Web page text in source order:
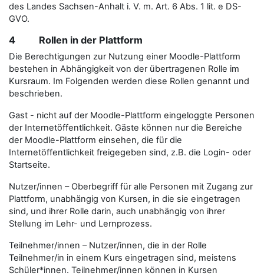
des Landes Sachsen-Anhalt i. V. m. Art. 6 Abs. 1 lit. e DS-
GVO.
4 Rollen in der Plattform
Die Berechtigungen zur Nutzung einer Moodle-Plattform
bestehen in Abhängigkeit von der übertragenen Rolle im
Kursraum. Im Folgenden werden diese Rollen genannt und
beschrieben.
Gast - nicht auf der Moodle-Plattform eingeloggte Personen
der Internetöffentlichkeit. Gäste können nur die Bereiche
der Moodle-Plattform einsehen, die für die
Internetöffentlichkeit freigegeben sind, z.B. die Login- oder
Startseite.
Nutzer/innen – Oberbegriff für alle Personen mit Zugang zur
Plattform, unabhängig von Kursen, in die sie eingetragen
sind, und ihrer Rolle darin, auch unabhängig von ihrer
Stellung im Lehr- und Lernprozess.
Teilnehmer/innen – Nutzer/innen, die in der Rolle
Teilnehmer/in in einem Kurs eingetragen sind, meistens
Schüler*innen. Teilnehmer/innen können in Kursen